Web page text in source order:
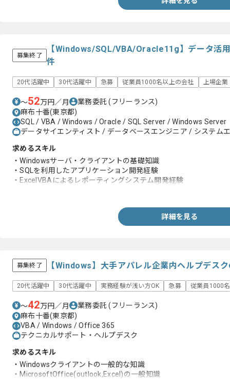
募集終了
【Windows/SQL/VBA/Oracle11g】データ活
件
20代活躍中 30代活躍中 急募 従業員1000名以上の会社 上場企業
〜52万円／月 業務委託(フリーランス)
麻布十番(東京都)
SQL / VBA / Windows / Oracle / SQL Server / Windows Server
データサイエンティスト / データベースエンジニア / システム
求めるスキル
・Windowsサーバ・クライアントの基礎知識
・SQLを利用したアプリケーション開発経験
・ExcelVBAによるレポーティングシステム開発経験
詳細を見る
募集終了 【Windows】大手アパレル企業内ヘルプデス
20代活躍中 30代活躍中 実務経験が浅い方OK 急募 従業員1000
〜42万円／月 業務委託(フリーランス)
麻布十番(東京都)
VBA / Windows / Office 365
テクニカルサポート・ヘルプデスク
求めるスキル
・Windowsクライアントの一般的な知識
・MicrosoftOffice(outlook,Excel)の一般知識